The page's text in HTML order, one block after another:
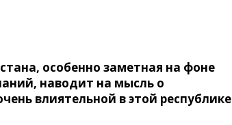
особенно заметная на фоне
наводит на мысль о
влиятельной в этой республике